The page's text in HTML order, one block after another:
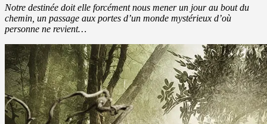
Notre destinée doit elle forcément nous mener un jour au bout du
chemin, un passage aux portes d’un monde mystérieux d’où
personne ne revient…